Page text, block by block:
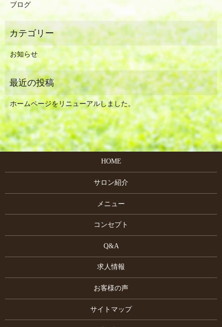
ブログ
お知らせ
ホームページをリニューアルしました。
HOME
サロン紹介
メニュー
コンセプト
Q&A
求人情報
お客様の声
サイトマップ